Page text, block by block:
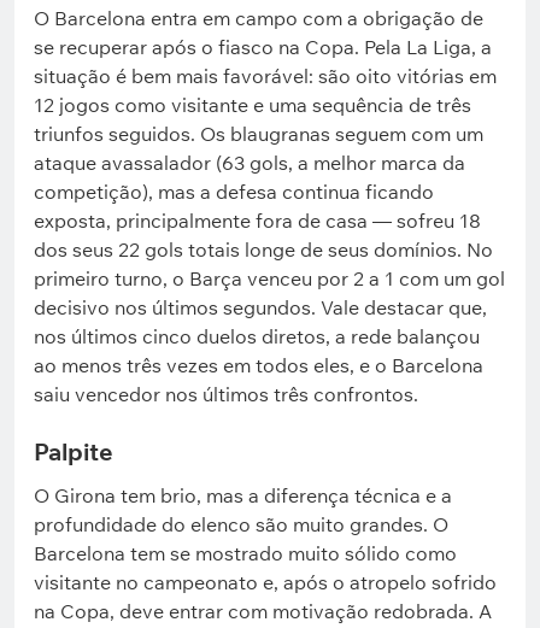
O Barcelona entra em campo com a obrigação de
se recuperar após o fiasco na Copa. Pela La Liga, a
situação é bem mais favorável: são oito vitórias em
12 jogos como visitante e uma sequência de três
triunfos seguidos. Os blaugranas seguem com um
ataque avassalador (63 gols, a melhor marca da
competição), mas a defesa continua ficando
exposta, principalmente fora de casa — sofreu 18
dos seus 22 gols totais longe de seus domínios. No
primeiro turno, o Barça venceu por 2 a 1 com um gol
decisivo nos últimos segundos. Vale destacar que,
nos últimos cinco duelos diretos, a rede balançou
ao menos três vezes em todos eles, e o Barcelona
saiu vencedor nos últimos três confrontos.
Palpite
O Girona tem brio, mas a diferença técnica e a
profundidade do elenco são muito grandes. O
Barcelona tem se mostrado muito sólido como
visitante no campeonato e, após o atropelo sofrido
na Copa, deve entrar com motivação redobrada. A